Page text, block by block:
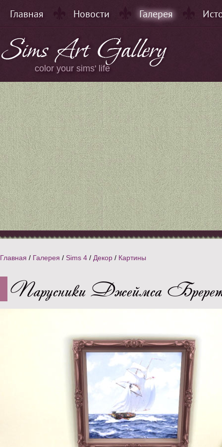
Главная Новости Галерея
color your sims' life
Главная / Галерея / Sims 4 / Декор / Картины
Парусники Джеймса